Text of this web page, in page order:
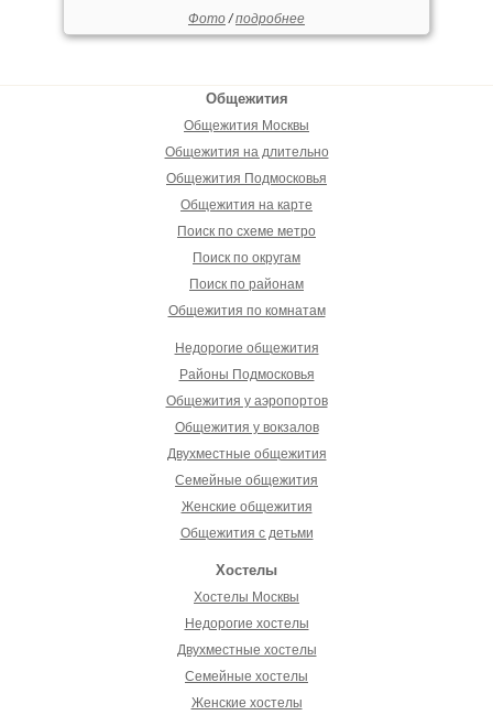
Фото/подробнее
Общежития
Общежития Москвы
Общежития на длительно
Общежития Подмосковья
Общежития на карте
Поиск по схеме метро
Поиск по округам
Поиск по районам
Общежития по комнатам
Недорогие общежития
Районы Подмосковья
Общежития у аэропортов
Общежития у вокзалов
Двухместные общежития
Семейные общежития
Женские общежития
Общежития с детьми
Хостелы
Хостелы Москвы
Недорогие хостелы
Двухместные хостелы
Семейные хостелы
Женские хостелы